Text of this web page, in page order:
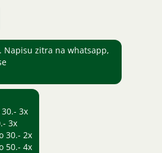
Napisu zitra na whatsapp,
3x
3x
30.- 2x
50.- 4x